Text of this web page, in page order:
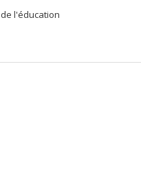
l'éducation